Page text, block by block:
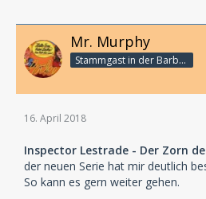
Mr. Murphy
Stammgast in der Barbarabar
16. April 2018
Inspector Lestrade - Der Zorn
der neuen Serie hat mir deutlich
So kann es gern weiter gehen.